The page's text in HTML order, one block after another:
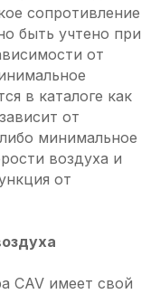
сопротивление
быть учтено при
от
в каталоге как
от
минимальное
воздуха и
от
CAV имеет свой